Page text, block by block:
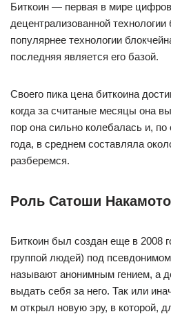
Биткоин — первая в мире
децентрализованной
популярнее технологии
последняя является его базой.
Своего пика цена биткоина
когда за считаные месяцы она
пор она сильно колебалась и,
года, в среднем составляла
разберемся.
Роль Сатоши Накамото
Биткоин был создан еще в 2008
группой людей) под
называют анонимным гением, а
выдать себя за него. Так или
м открыл новую эру, в которой,